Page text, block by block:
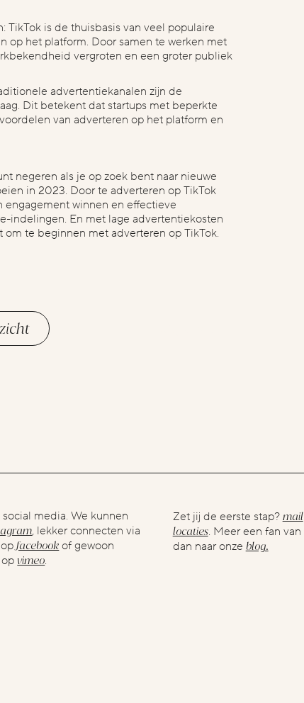
is de thuisbasis van veel populaire
op het platform. Door samen te werken met
vergroten en een groter publiek
advertentiekanalen zijn de
Dit betekent dat startups met beperkte
van adverteren op het platform en
negeren als je op zoek bent naar nieuwe
in 2023. Door te adverteren op TikTok
winnen en effectieve
indelingen. En met lage advertentiekosten
te beginnen met adverteren op TikTok.
media. We kunnen
, lekker connecten via
opfacebook of gewoon
opvimeo.
Zet jij de eerste stap? mail
locaties. Meer een fan
dan naar onze blog.